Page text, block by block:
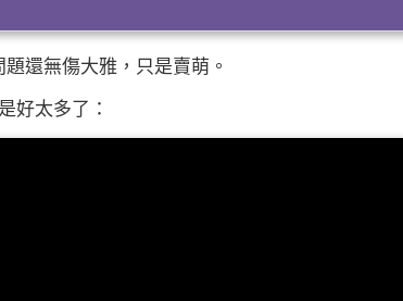
還無傷大雅，只是賣萌。
好太多了：